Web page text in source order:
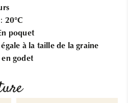
20°C
poquet
égale à la taille de la graine
en godet